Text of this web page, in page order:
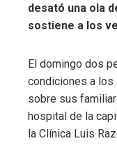
desató una ola
sostiene a los
El domingo dos
condiciones a los
sobre sus
hospital de la
la Clínica Luis